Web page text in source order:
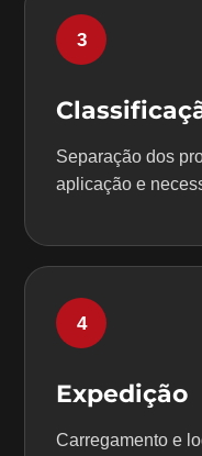
3
Separação dos
aplicação e
4
Expedição
Carregamento e